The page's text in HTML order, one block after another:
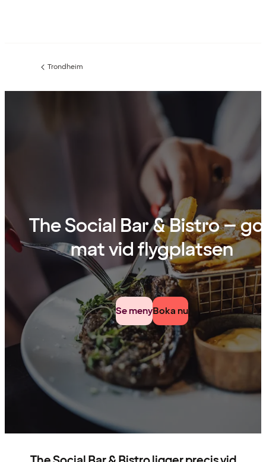
Föregående
Trondheim
The Social Bar & Bistro –
mat vid flygplatsen
Se menyBoka nu